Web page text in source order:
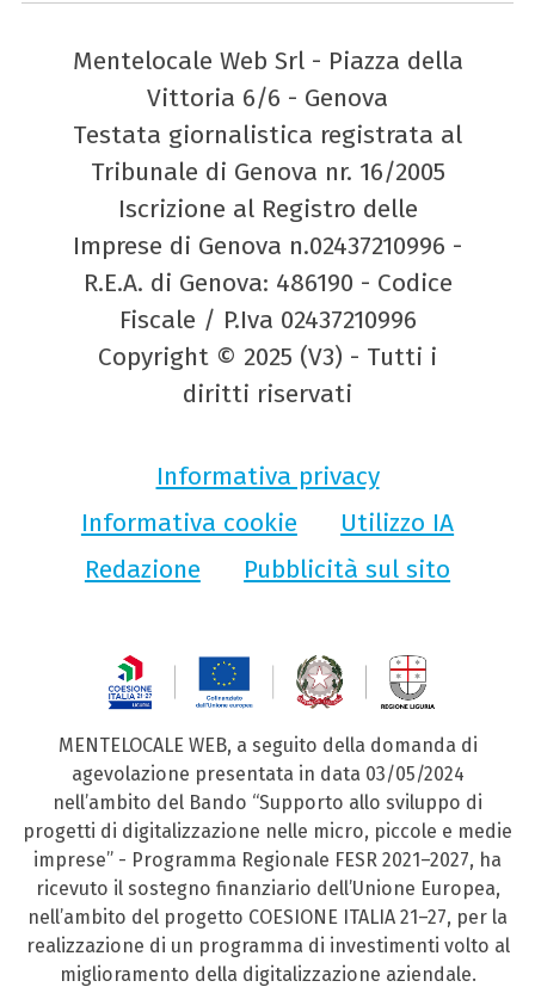
Mentelocale Web Srl - Piazza della
Vittoria 6/6 - Genova
Testata giornalistica registrata al
Tribunale di Genova nr. 16/2005
Iscrizione al Registro delle
Imprese di Genova n.02437210996 -
R.E.A. di Genova: 486190 - Codice
Fiscale / P.Iva 02437210996
Copyright © 2025 (V3) - Tutti i
diritti riservati
Informativa privacy
Informativa cookie
Utilizzo IA
Redazione
Pubblicità sul sito
MENTELOCALE WEB, a seguito della domanda di
agevolazione presentata in data 03/05/2024
nell’ambito del Bando “Supporto allo sviluppo di
progetti di digitalizzazione nelle micro, piccole e medie
imprese” - Programma Regionale FESR 2021–2027, ha
ricevuto il sostegno finanziario dell’Unione Europea,
nell’ambito del progetto COESIONE ITALIA 21–27, per la
realizzazione di un programma di investimenti volto al
miglioramento della digitalizzazione aziendale.